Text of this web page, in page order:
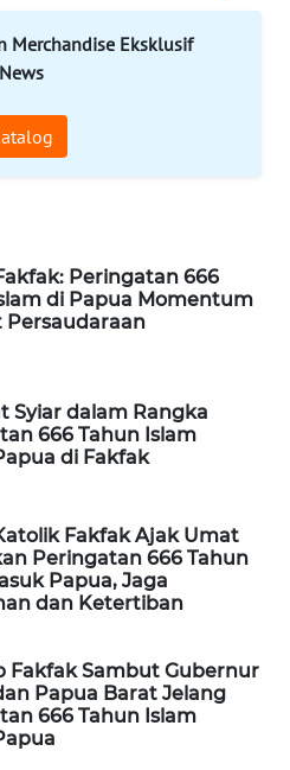
Merchandise Eksklusif
Peringatan 666
di Papua Momentum
Persaudaraan
Syiar dalam Rangka
666 Tahun Islam
di Fakfak
Fakfak Ajak Umat
Peringatan 666 Tahun
Papua, Jaga
dan Ketertiban
Fakfak Sambut Gubernur
Papua Barat Jelang
666 Tahun Islam